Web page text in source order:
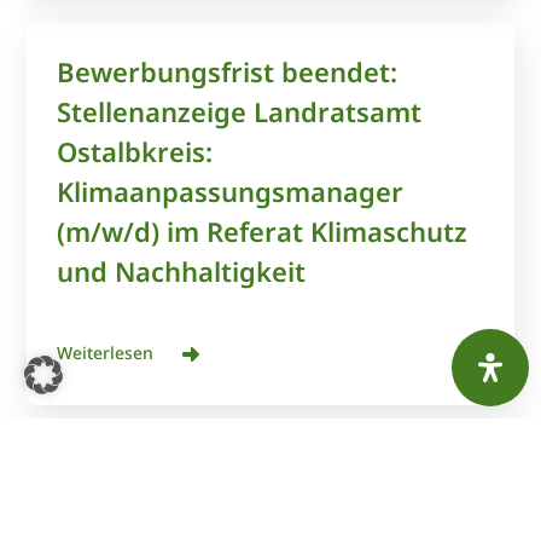
Bewerbungsfrist beendet:
Stellenanzeige Landratsamt
Ostalbkreis:
Klimaanpassungsmanager
(m/w/d) im Referat Klimaschutz
und Nachhaltigkeit
Weiterlesen